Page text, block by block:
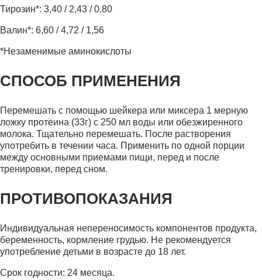
Тирозин*: 3,40 / 2,43 / 0,80
Валин*: 6,60 / 4,72 / 1,56
*Незаменимые аминокислоты
СПОСОБ ПРИМЕНЕНИЯ
Перемешать с помощью шейкера или миксера 1 мерную
ложку протеина (33г) с 250 мл воды или обезжиренного
молока. Тщательно перемешать. После растворения
употребить в течении часа. Применить по одной порции
между основными приемами пищи, перед и после
тренировки, перед сном.
ПРОТИВОПОКАЗАНИЯ
Индивидуальная непереносимость компонентов продукта,
беременность, кормление грудью. Не рекомендуется
употребление детьми в возрасте до 18 лет.
Срок годности: 24 месяца.